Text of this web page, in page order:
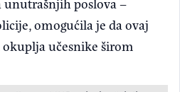
omogućila je da ovaj
učesnike širom